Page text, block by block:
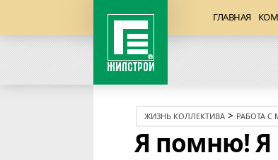
ГЛАВНАЯ
ЖИЗНЬ КОЛЛЕКТИВА > РАБОТА
Я помню! Я